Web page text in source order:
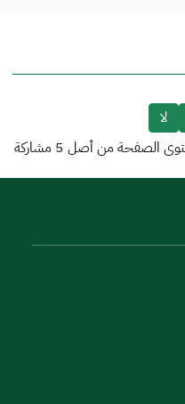
لا
الصفحة من أصل 5 مشاركة